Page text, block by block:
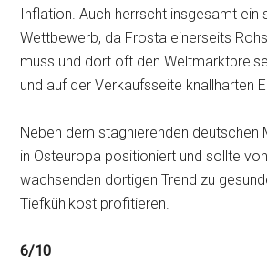
Inflation. Auch herrscht insgesamt ein
Wettbewerb, da Frosta einerseits
muss und dort oft den
und auf der Verkaufsseite knallharten
Neben dem stagnierenden deutschen
in Osteuropa positioniert und sollte
wachsenden dortigen Trend zu
Tiefkühlkost profitieren.
6/10